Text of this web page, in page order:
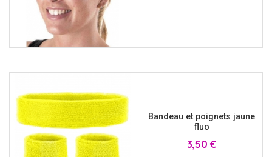
Bandeau et poignets jaune
fluo
Prix
3,50 €